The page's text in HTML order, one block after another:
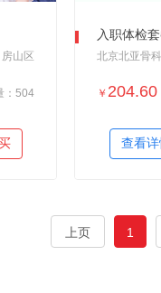
房山区
：504
入职体检
北京北亚骨
￥ 204.60
查看
上页 1